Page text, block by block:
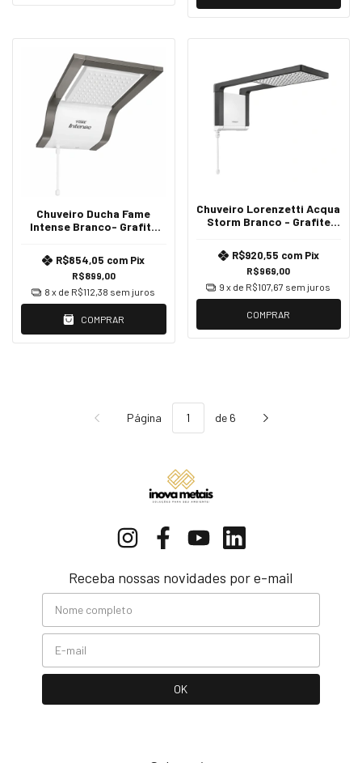
Chuveiro Ducha Fame
Intense Branco- Grafite
R$899,00
R$854,05 com Pix
8 x de R$112,38 sem juros
COMPRAR
Chuveiro Lorenzetti Acqua
Storm Branco - Grafite
R$969,00
R$920,55 com Pix
9 x de R$107,67 sem juros
COMPRAR
Página de 6
Receba nossas novidades por e-mail